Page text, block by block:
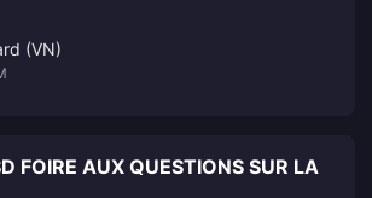
(VN)
FOIRE AUX QUESTIONS SUR LA